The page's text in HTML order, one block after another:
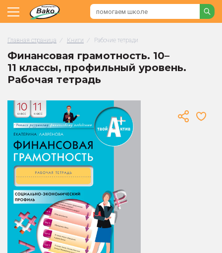
Главная страница / Книги / Рабочие тетради
Финансовая грамотность. 10–
11 классы, профильный уровень.
Рабочая тетрадь